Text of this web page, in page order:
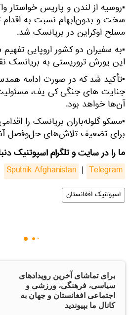
▪روسیه از لندن و پاریس
سخت و بدون‌ابهام نسبت به اقدام
مسلح اوکراین در بریانسک شد.
▪به سفیران دو کشور اروپایی
این یورش تروریستی به بریانسک
▪تأکید شد که در صورت ادامه
جنایت های جنگی کی یف،
آن‌ها خواهد بود.
▪مسکو گلوله‌باران بریانسک را
برای تضعیف تلاش‌های حل‌وفصل
ما را در سایت و تلگرام اسپوتنیک
Sputnik Afghanistan | Telegram
اسپوتنیک افغانستان
برای تماشای آخرین رویدادهای
سیاسی، فرهنگی، ورزشی و
اجتماعی افغانستان و جهان به
کانال ما بپیوندید